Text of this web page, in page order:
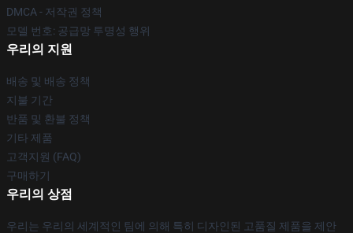
DMCA - 저작권 정책
모델 번호: 공급망 투명성 행위
우리의 지원
배송 및 배송 정책
지불 기간
반품 및 환불 정책
기타 제품
고객지원 (FAQ)
구매하기
우리의 상점
우리는 우리의 세계적인 팀에 의해 특히 디자인된 고품질 제품을 제안